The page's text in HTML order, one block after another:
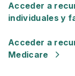
Acceder a
individuales y
Acceder a
Medicare